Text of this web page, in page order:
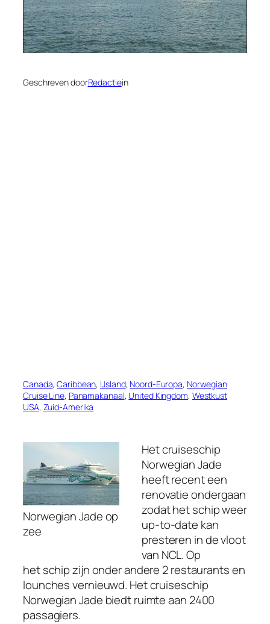
Geschreven doorRedactiein
Canada, Caribbean, IJsland, Noord-Europa, Norwegian
Cruise Line, Panamakanaal, United Kingdom, Westkust
USA, Zuid-Amerika
Norwegian Jade op
zee
Het cruiseschip
Norwegian Jade
heeft recent een
renovatie ondergaan
zodat het schip weer
up-to-date kan
presteren in de vloot
van NCL. Op
het schip zijn onder andere 2 restaurants en
lounches vernieuwd. Het cruiseschip
Norwegian Jade biedt ruimte aan 2400
passagiers.